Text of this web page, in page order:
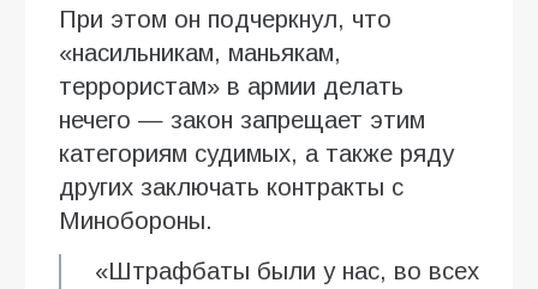
При этом он подчеркнул, что
«насильникам, маньякам,
террористам» в армии делать
нечего — закон запрещает этим
категориям судимых, а также ряду
других заключать контракты с
Минобороны.
«Штрафбаты были у нас, во всех